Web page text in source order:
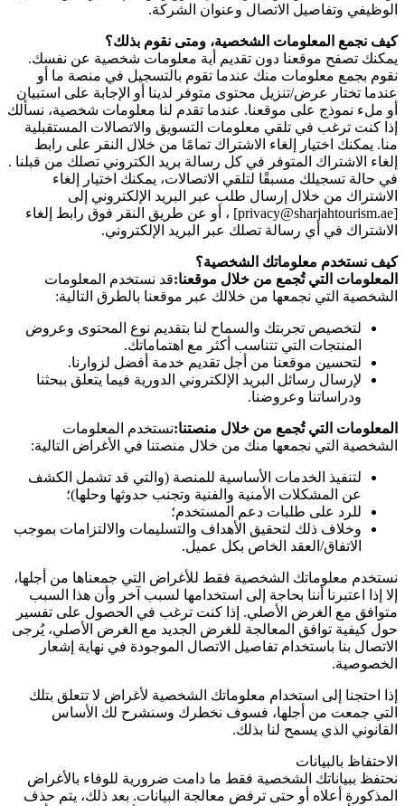
الوظيفي وتفاصيل الاتصال وعنوان الشركة.
كيف نجمع المعلومات الشخصية، ومتى نقوم بذلك؟
يمكنك تصفح موقعنا دون تقديم أية معلومات شخصية عن نفسك.
نقوم بجمع معلومات منك عندما تقوم بالتسجيل في منصة ما أو
عندما تختار عرض/تنزيل محتوى متوفر لدينا أو الإجابة على استبيان
أو ملء نموذج على موقعنا. عندما تقدم لنا معلومات شخصية، نسألك
إذا كنت ترغب في تلقي معلومات التسويق والاتصالات المستقبلية
منا. يمكنك اختيار إلغاء الاشتراك تمامًا من خلال النقر على رابط
إلغاء الاشتراك المتوفر في كل رسالة بريد الكتروني تصلك من قبلنا .
في حالة تسجيلك مسبقًا لتلقي الاتصالات، يمكنك اختيار إلغاء
الاشتراك من خلال إرسال طلب عبر البريد الإلكتروني إلى
[privacy@sharjahtourism.ae] ، أو عن طريق النقر فوق رابط إلغاء
الاشتراك في أي رسالة تصلك عبر البريد الإلكتروني.
كيف نستخدم معلوماتك الشخصية؟
المعلومات التي تُجمع من خلال موقعنا:قد نستخدم المعلومات
الشخصية التي نجمعها من خلالك عبر موقعنا بالطرق التالية:
لتخصيص تجربتك والسماح لنا بتقديم نوع المحتوى وعروض
المنتجات التي تتناسب أكثر مع اهتماماتك.
لتحسين موقعنا من أجل تقديم خدمة أفضل لزوارنا.
لإرسال رسائل البريد الإلكتروني الدورية فيما يتعلق ببحثنا
ودراساتنا وعروضنا.
المعلومات التي تُجمع من خلال منصتنا:نستخدم المعلومات
الشخصية التي نجمعها منك من خلال منصتنا في الأغراض التالية:
لتنفيذ الخدمات الأساسية للمنصة (والتي قد تشمل الكشف
عن المشكلات الأمنية والفنية وتجنب حدوثها وحلها)؛
للرد على طلبات دعم المستخدم؛
وخلاف ذلك لتحقيق الأهداف والتسليمات والالتزامات بموجب
الاتفاق/العقد الخاص بكل عميل.
نستخدم معلوماتك الشخصية فقط للأغراض التي جمعناها من أجلها،
إلا إذا اعتبرنا أننا بحاجة إلى استخدامها لسبب آخر وأن هذا السبب
متوافق مع الغرض الأصلي. إذا كنت ترغب في الحصول على تفسير
حول كيفية توافق المعالجة للغرض الجديد مع الغرض الأصلي، يُرجى
الاتصال بنا باستخدام تفاصيل الاتصال الموجودة في نهاية إشعار
الخصوصية.
إذا احتجنا إلى استخدام معلوماتك الشخصية لأغراض لا تتعلق بتلك
التي جمعت من أجلها، فسوف نخطرك وسنشرح لك الأساس
القانوني الذي يسمح لنا بذلك.
الاحتفاظ بالبيانات
نحتفظ ببياناتك الشخصية فقط ما دامت ضرورية للوفاء بالأغراض
المذكورة أعلاه أو حتى ترفض معالجة البيانات. بعد ذلك، يتم حذف